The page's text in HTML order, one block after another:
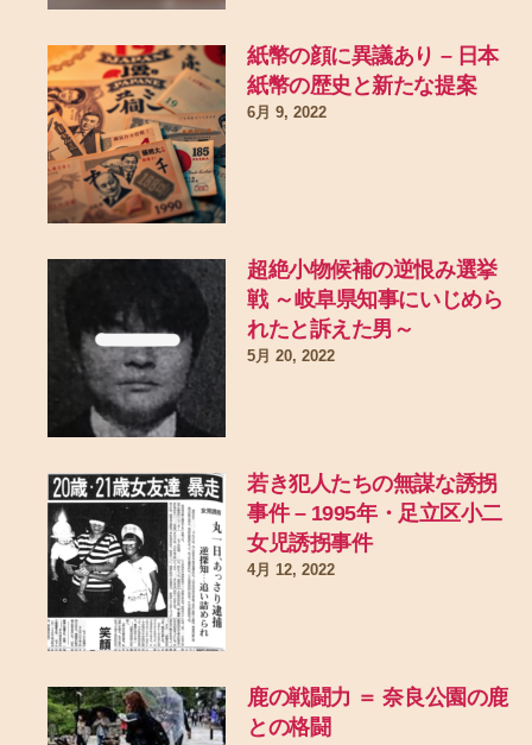
紙幣の顔に異議あり – 日本
紙幣の歴史と新たな提案
6月 9, 2022
超絶小物候補の逆恨み選挙
戦 ～岐阜県知事にいじめら
れたと訴えた男～
5月 20, 2022
若き犯人たちの無謀な誘拐
事件 – 1995年・足立区小二
女児誘拐事件
4月 12, 2022
鹿の戦闘力 ＝ 奈良公園の鹿
との格闘